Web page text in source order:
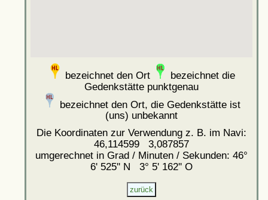
bezeichnet den Ort
bezeichnet die
Gedenkstätte punktgenau
bezeichnet den Ort, die Gedenkstätte ist
(uns) unbekannt
Die Koordinaten zur Verwendung z. B. im Navi:
46,114599 3,087857
umgerechnet in Grad / Minuten / Sekunden: 46°
6' 525'' N 3° 5' 162'' O